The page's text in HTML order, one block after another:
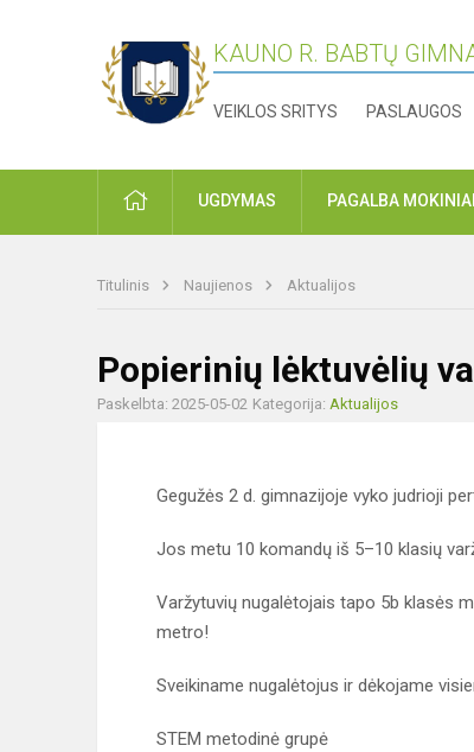
KAUNO R. BABTŲ
VEIKLOS SRITYS PASLAUGOS
PRADŽIAUGDYMAS PAGALBA
Titulinis Naujienos Aktualijos
Popierinių lėktuvėlių
Paskelbta: 2025-05-02 Kategorija: Aktualijos
Gegužės 2 d. gimnazijoje vyko judrioji
Jos metu 10 komandų iš 5–10 klasių
Varžytuvių nugalėtojais tapo 5b klasės
metro!
Sveikiname nugalėtojus ir dėkojame
STEM metodinė grupė